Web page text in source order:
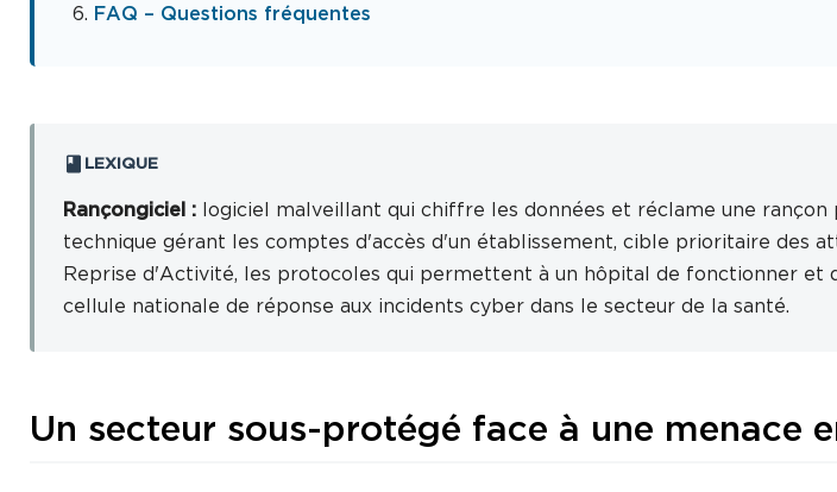
FAQ – Questions fréquentes
LEXIQUE
Rançongiciel : logiciel malveillant qui chiffre les données et réclame une rançon
technique gérant les comptes d'accès d'un établissement, cible prioritaire des
Reprise d'Activité, les protocoles qui permettent à un hôpital de fonctionner et
cellule nationale de réponse aux incidents cyber dans le secteur de la santé.
Un secteur sous-protégé face à une menace